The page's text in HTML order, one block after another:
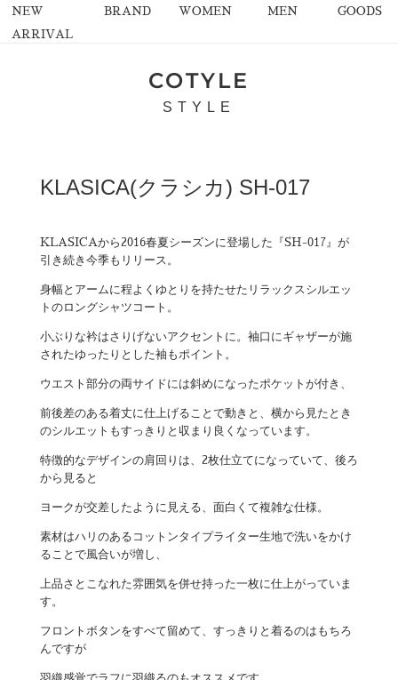
NEW
ARRIVAL
BRAND WOMEN MEN GOODS
COTYLE
STYLE
KLASICA(クラシカ) SH-017
KLASICAから2016春夏シーズンに登場した『SH-017』が
引き続き今季もリリース。
身幅とアームに程よくゆとりを持たせたリラックスシルエッ
トのロングシャツコート。
小ぶりな衿はさりげないアクセントに。袖口にギャザーが施
されたゆったりとした袖もポイント。
ウエスト部分の両サイドには斜めになったポケットが付き、
前後差のある着丈に仕上げることで動きと、横から見たとき
のシルエットもすっきりと収まり良くなっています。
特徴的なデザインの肩回りは、2枚仕立てになっていて、後ろ
から見ると
ヨークが交差したように見える、面白くて複雑な仕様。
素材はハリのあるコットンタイプライター生地で洗いをかけ
ることで風合いが増し、
上品さとこなれた雰囲気を併せ持った一枚に仕上がっていま
す。
フロントボタンをすべて留めて、すっきりと着るのはもちろ
んですが